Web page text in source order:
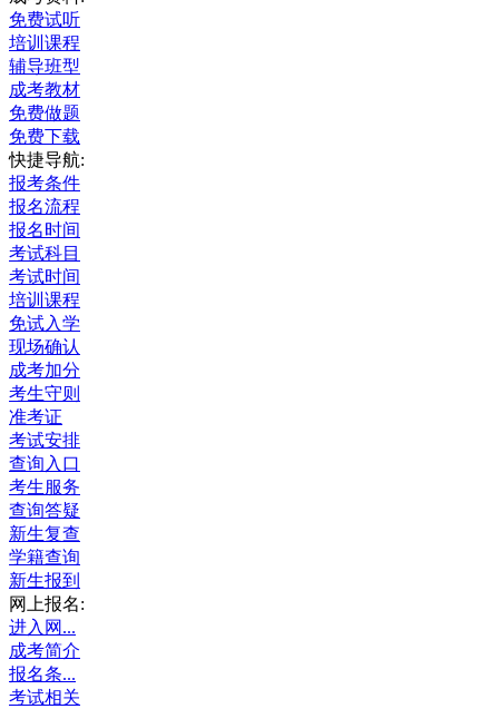
免费试听
培训课程
辅导班型
成考教材
免费做题
免费下载
快捷导航:
报考条件
报名流程
报名时间
考试科目
考试时间
培训课程
免试入学
现场确认
成考加分
考生守则
准考证
考试安排
查询入口
考生服务
查询答疑
新生复查
学籍查询
新生报到
网上报名:
进入网...
成考简介
报名条...
考试相关